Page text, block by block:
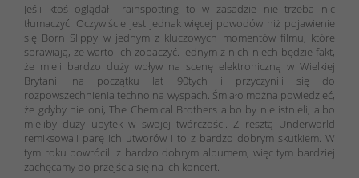
Jeśli ktoś oglądał Trainspotting to w zasadzie nie trzeba nic
tłumaczyć. Oczywiście jest jednak więcej powodów niż pojawienie
się Born Slippy w jednym z kluczowych momentów filmu, które
sprawiają, że warto ich zobaczyć. Jednym z nich niech będzie fakt,
że mieli bardzo duży wpływ na scenę elektroniczną w Wielkiej
Brytanii na początku lat 90tych i przyczynili się do
rozpowszechnienia techno na wyspach. Śmiało można powiedzieć,
że gdyby nie oni, The Chemical Brothers albo by nie istnieli, albo
mieliby duży ubytek w swojej twórczości. Z resztą Underworld
remiksowali parę ich utworów i to z bardzo dobrym skutkiem. W
tym roku powrócili z bardzo dobrym albumem, więc tym bardziej
zachęcamy do przejścia się na ich koncert.